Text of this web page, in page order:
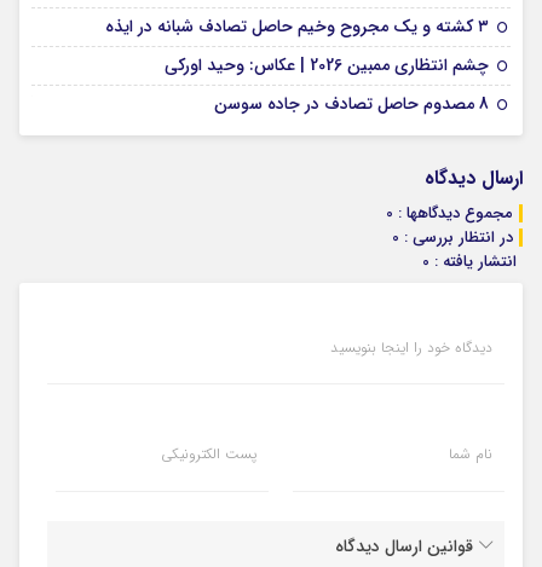
۳ کشته و یک مجروح وخیم حاصل تصادف شبانه در ایذه
چشم انتظاری ممبین 2026 | عکاس: وحید اورکی
8 مصدوم حاصل تصادف در جاده سوسن
ارسال دیدگاه
مجموع دیدگاهها : 0
در انتظار بررسی : 0
انتشار یافته : 0
دیدگاه خود را اینجا بنویسید
نام شما پست الکترونیکی
قوانین ارسال دیدگاه